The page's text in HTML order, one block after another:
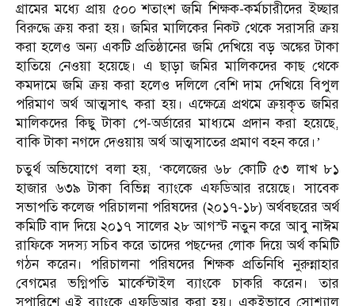
গ্রামের মধ্যে প্রায় ৫০০ শতাংশ জমি শিক্ষক-কর্মচারীদের ইচ্ছার
বিরুদ্ধে ক্রয় করা হয়। জমির মালিকের নিকট থেকে সরাসরি ক্রয়
করা হলেও অন্য একটি প্রতিষ্ঠানের জমি দেখিয়ে বড় অঙ্কের টাকা
হাতিয়ে নেওয়া হয়েছে। এ ছাড়া জমির মালিকদের কাছ থেকে
কমদামে জমি ক্রয় করা হলেও দলিলে বেশি দাম দেখিয়ে বিপুল
পরিমাণ অর্থ আত্মসাৎ করা হয়। এক্ষেত্রে প্রথমে ক্রয়কৃত জমির
মালিকদের কিছু টাকা পে-অর্ডারের মাধ্যমে প্রদান করা হয়েছে,
বাকি টাকা নগদে দেওয়ায় অর্থ আত্মসাতের প্রমাণ বহন করে।’
চতুর্থ অভিযোগে বলা হয়, ‘কলেজের ৬৮ কোটি ৫৩ লাখ ৮১
হাজার ৬৩৯ টাকা বিভিন্ন ব্যাংকে এফডিআর রয়েছে। সাবেক
সভাপতি কলেজ পরিচালনা পরিষদের (২০১৭-১৮) অর্থবছরের অর্থ
কমিটি বাদ দিয়ে ২০১৭ সালের ২৮ আগস্ট নতুন করে আবু নাঈম
রাফিকে সদস্য সচিব করে তাদের পছন্দের লোক দিয়ে অর্থ কমিটি
গঠন করেন। পরিচালনা পরিষদের শিক্ষক প্রতিনিধি নুরুন্নাহার
বেগমের ভগ্নিপতি মার্কেন্টাইল ব্যাংকে চাকরি করেন। তার